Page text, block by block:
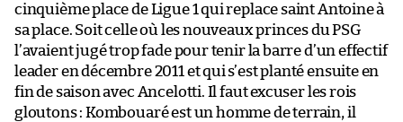
cinquième place de Ligue 1 qui replace saint Antoine à
sa place. Soit celle où les nouveaux princes du PSG
l’avaient jugé trop fade pour tenir la barre d’un effectif
leader en décembre 2011 et qui s’est planté ensuite en
fin de saison avec Ancelotti. Il faut excuser les rois
gloutons : Kombouaré est un homme de terrain, il